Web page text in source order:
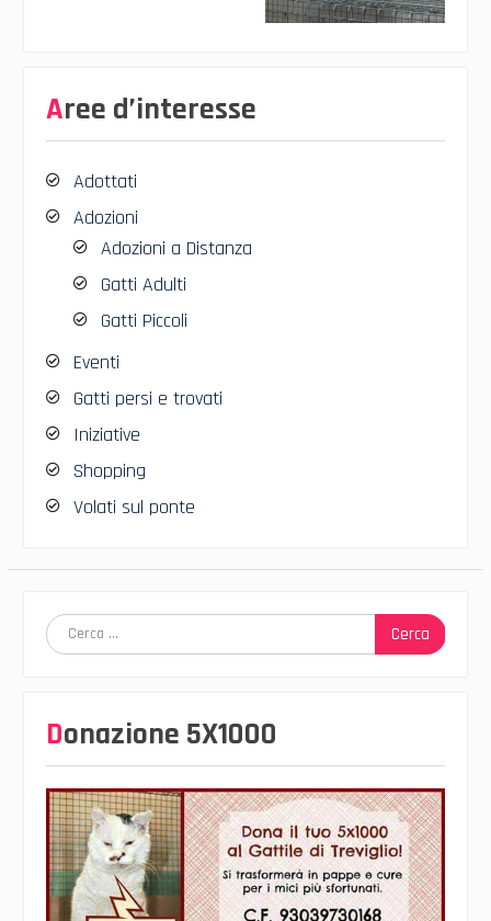
Aree d’interesse
Adottati
Adozioni
Adozioni a Distanza
Gatti Adulti
Gatti Piccoli
Eventi
Gatti persi e trovati
Iniziative
Shopping
Volati sul ponte
Ricerca
per:
Donazione 5X1000